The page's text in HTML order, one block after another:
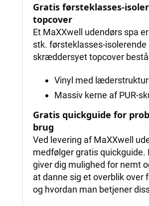
Gratis førsteklasses-
topcover
Et MaXXwell udendørs spa
stk. førsteklasses-isolerende
skræddersyet topcover
Vinyl med læderstruktur
Massiv kerne af PUR-
Gratis quickguide for
brug
Ved levering af MaXXwell
medfølger gratis quickguide.
giver dig mulighed for nemt
at danne sig et overblik over
og hvordan man betjener